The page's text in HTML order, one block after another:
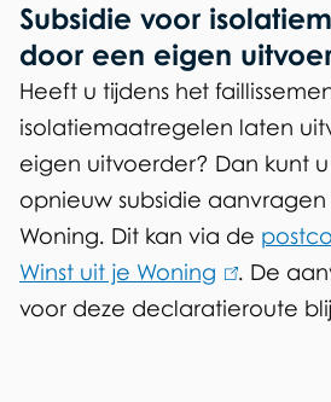
Subsidie voor
door een eigen
Heeft u tijdens het
isolatiemaatregelen laten
eigen uitvoerder? Dan kunt
opnieuw subsidie aanvragen
Woning. Dit kan via de
Winst uit je Woning
l
. De
voor deze declaratieroute